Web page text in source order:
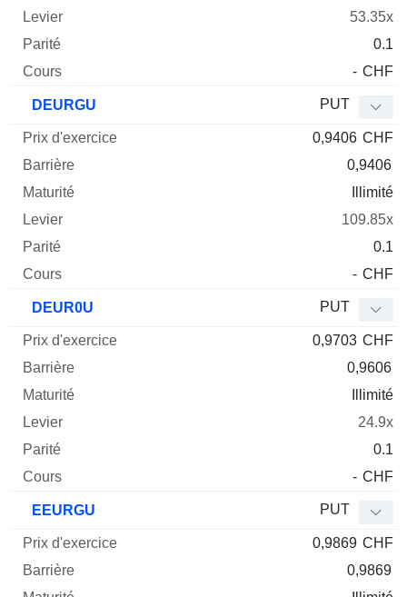
53.35x
0.1
- CHF
DEURGU PUT
0,9406 CHF
0,9406
Illimité
109.85x
0.1
- CHF
DEUR0U PUT
0,9703 CHF
0,9606
Illimité
24.9x
0.1
- CHF
EEURGU PUT
0,9869 CHF
0,9869